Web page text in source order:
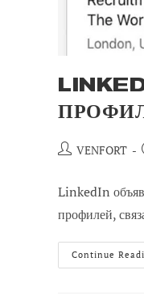
АвторVENFORT
LinkedIn
профилей,
Continue